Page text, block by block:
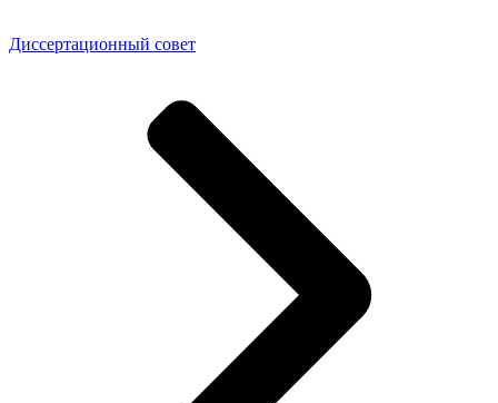
Диссертационный совет